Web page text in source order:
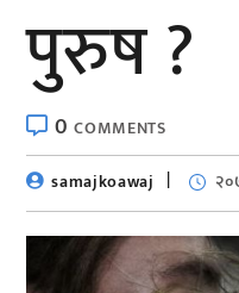
पुरुष ?
0COMMENTS
samajkoawaj